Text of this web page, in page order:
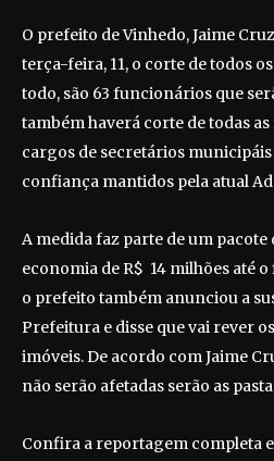
O prefeito de Vinhedo, Jaime
terça-feira, 11, o corte de todos
todo, são 63 funcionários que
também haverá corte de todas
cargos de secretários
confiança mantidos pela atual
A medida faz parte de um
economia de R$ 14 milhões até
o prefeito também anunciou a
Prefeitura e disse que vai rever
imóveis. De acordo com Jaime
não serão afetadas serão as
Confira a reportagem completa